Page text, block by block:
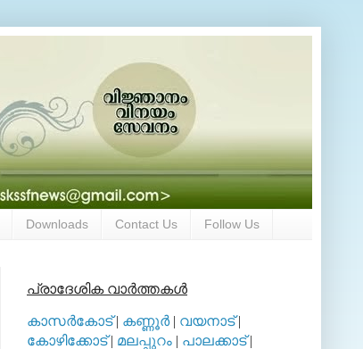
Downloads Contact Us Follow Us
പ്രാദേശിക വാര്‍ത്തകള്‍
കാസര്‍കോട്| കണ്ണൂര്‍| വയനാട്|
കോഴിക്കോട്| മലപ്പുറം | പാലക്കാട്|